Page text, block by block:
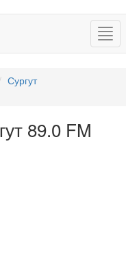
Сургут
89.0 FM